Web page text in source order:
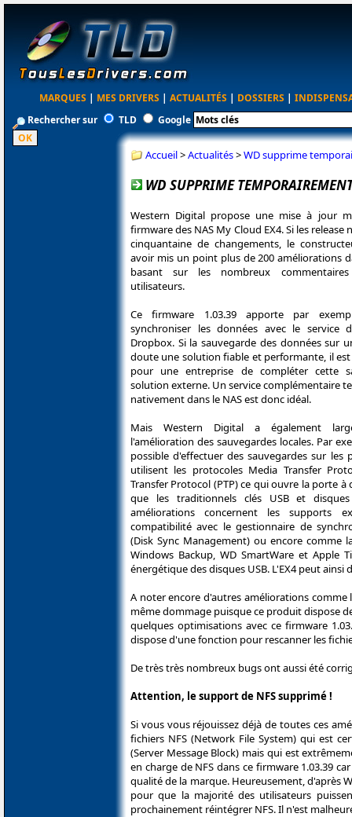
MARQUES | MES DRIVERS | ACTUALITÉS | DOSSIERS |
Rechercher sur
TLD Google
Accueil>Actualités>WD supprime
WD SUPPRIME
Western Digital propose une mise à jour
firmware des NAS My Cloud EX4. Si les
cinquantaine de changements, le
avoir mis un point plus de 200 améliorations
basant sur les nombreux
utilisateurs.
Ce firmware 1.03.39 apporte par
synchroniser les données avec le service
Dropbox. Si la sauvegarde des données sur
doute une solution fiable et performante, il
pour une entreprise de compléter cette
solution externe. Un service complémentaire
nativement dans le NAS est donc idéal.
Mais Western Digital a également
l'amélioration des sauvegardes locales. Par
possible d'effectuer des sauvegardes sur les
utilisent les protocoles Media Transfer
Transfer Protocol (PTP) ce qui ouvre la porte
que les traditionnels clés USB et
améliorations concernent les supports
compatibilité avec le gestionnaire de
(Disk Sync Management) ou encore comme
Windows Backup, WD SmartWare et
énergétique des disques USB. L'EX4 peut
A noter encore d'autres améliorations
même dommage puisque ce produit dispose
quelques optimisations avec ce firmware
dispose d'une fonction pour rescanner les
De très très nombreux bugs ont aussi été
Attention, le support de NFS supprimé !
Si vous vous réjouissez déjà de toutes ces
fichiers NFS (Network File System) qui est
(Server Message Block) mais qui est
en charge de NFS dans ce firmware 1.03.39
qualité de la marque. Heureusement, d'après
pour que la majorité des utilisateurs
prochainement réintégrer NFS. Il n'est